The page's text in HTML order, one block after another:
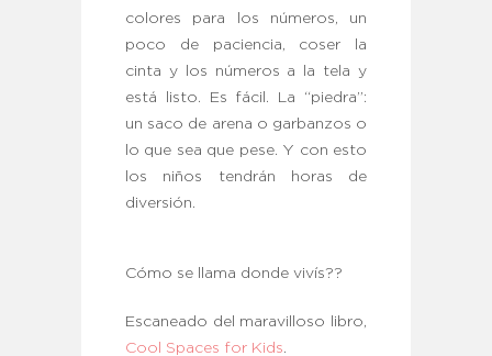
colores para los números, un
poco de paciencia, coser la
cinta y los números a la tela y
está listo. Es fácil. La “piedra”:
un saco de arena o garbanzos o
lo que sea que pese. Y con esto
los niños tendrán horas de
diversión.
Cómo se llama donde vivís??
Escaneado del maravilloso libro,
Cool Spaces for Kids